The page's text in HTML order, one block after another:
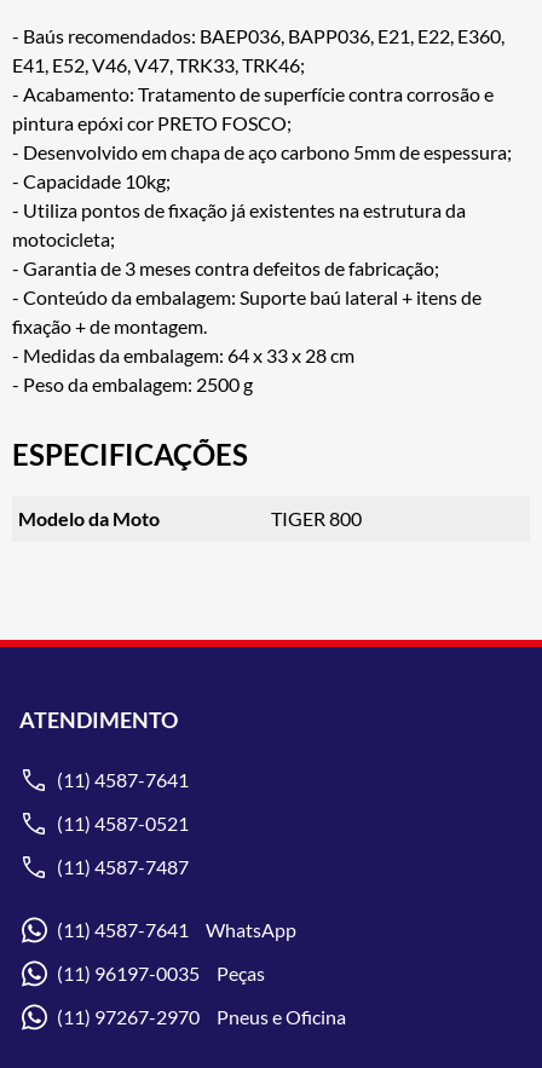
- Baús recomendados: BAEP036, BAPP036, E21, E22, E360,
E41, E52, V46, V47, TRK33, TRK46;
- Acabamento: Tratamento de superfície contra corrosão e
pintura epóxi cor PRETO FOSCO;
- Desenvolvido em chapa de aço carbono 5mm de espessura;
- Capacidade 10kg;
- Utiliza pontos de fixação já existentes na estrutura da
motocicleta;
- Garantia de 3 meses contra defeitos de fabricação;
- Conteúdo da embalagem: Suporte baú lateral + itens de
fixação + de montagem.
- Medidas da embalagem: 64 x 33 x 28 cm
- Peso da embalagem: 2500 g
ESPECIFICAÇÕES
Modelo da Moto TIGER 800
ATENDIMENTO
(11) 4587-7641
(11) 4587-0521
(11) 4587-7487
(11) 4587-7641 WhatsApp
(11) 96197-0035 Peças
(11) 97267-2970 Pneus e Oficina